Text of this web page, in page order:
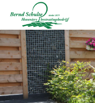
Sierbestrating
Tuinaanleg
Tuinverlichting